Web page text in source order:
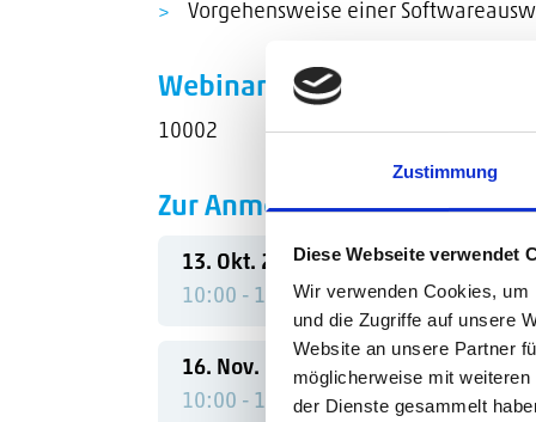
Zustimmung
Diese Webseite verwendet
Wir verwenden Cookies,
und die Zugriffe auf unsere
Website an unsere Partner
möglicherweise mit
der Dienste gesammelt
Search for:
Vorgehensweise einer
Webinar-Nr.
10002
Zur Anmeldung bitte hier
13. Okt. 2026
10:00 - 10:30
16. Nov. 2026
10:00 - 10:30